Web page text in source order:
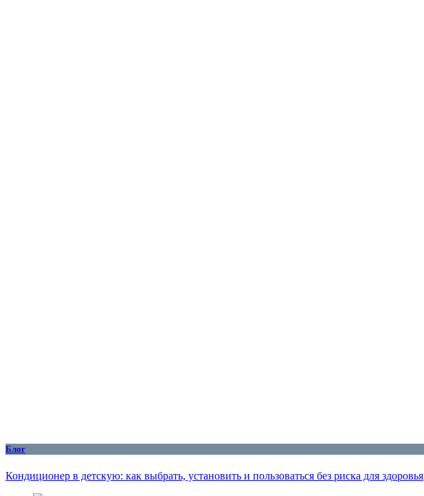
Блог
Кондиционер в детскую: как выбрать, установить и пользоваться без риска для здоровья